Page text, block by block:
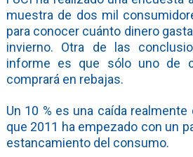
muestra de dos mil
para conocer cuánto dinero
invierno. Otra de las
informe es que sólo uno de
comprará en rebajas.
Un 10 % es una caída
que 2011 ha empezado con un
estancamiento del consumo.